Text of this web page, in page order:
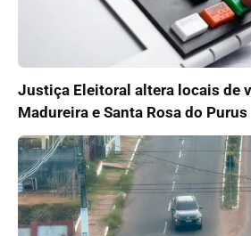
Justiça Eleitoral altera locais de
Madureira e Santa Rosa do Purus